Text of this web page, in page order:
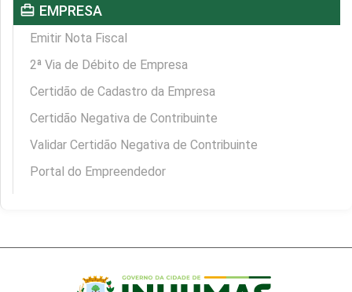
card_travel EMPRESA
Emitir Nota Fiscal
2ª Via de Débito de Empresa
Certidão de Cadastro da Empresa
Certidão Negativa de Contribuinte
Validar Certidão Negativa de Contribuinte
Portal do Empreendedor